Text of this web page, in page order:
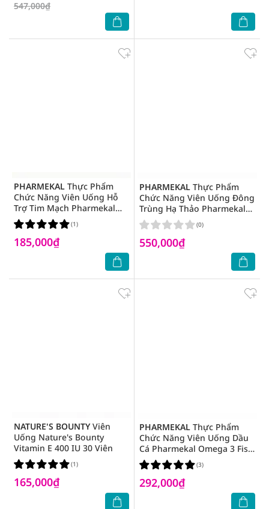
547,000₫
PHARMEKAL Thực Phẩm
Chức Năng Viên Uống Hỗ
Trợ Tim Mạch Pharmekal
Coq10 30 Viên
185,000₫
(1)
PHARMEKAL Thực Phẩm
Chức Năng Viên Uống Đông
Trùng Hạ Thảo Pharmekal
Pure Cordyceps 60 Viên
550,000₫
(0)
NATURE'S BOUNTYViên
Uống Nature's Bounty
Vitamin E 400 IU 30 Viên
165,000₫
(1)
PHARMEKAL Thực Phẩm
Chức Năng Viên Uống Dầu
Cá Pharmekal Omega 3 Fish
Oil 1000Mg 100 Viên
292,000₫
(3)